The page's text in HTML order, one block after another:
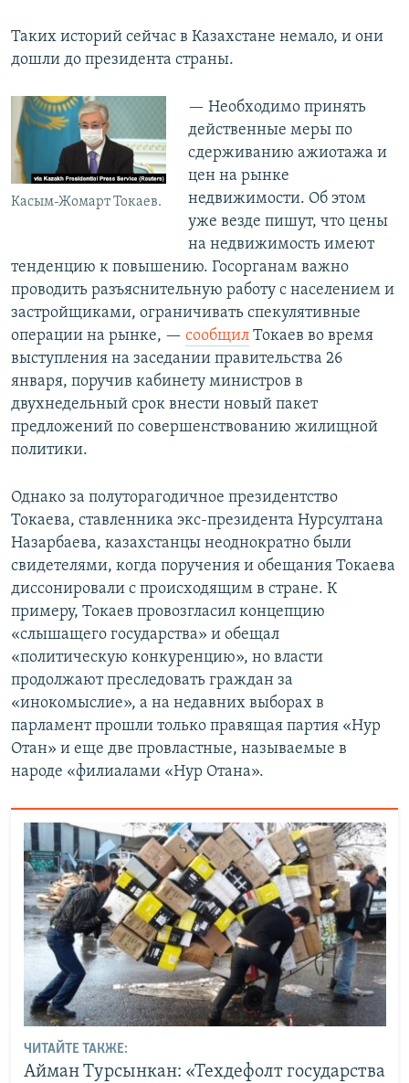
Таких историй сейчас в Казахстане немало, и они
дошли до президента страны.
Касым-Жомарт Токаев.
— Необходимо принять
действенные меры по
сдерживанию ажиотажа и
цен на рынке
недвижимости. Об этом
уже везде пишут, что цены
на недвижимость имеют
тенденцию к повышению. Госорганам важно
проводить разъяснительную работу с населением и
застройщиками, ограничивать спекулятивные
операции на рынке, — сообщил Токаев во время
выступления на заседании правительства 26
января, поручив кабинету министров в
двухнедельный срок внести новый пакет
предложений по совершенствованию жилищной
политики.
Однако за полуторагодичное президентство
Токаева, ставленника экс-президента Нурсултана
Назарбаева, казахстанцы неоднократно были
свидетелями, когда поручения и обещания Токаева
диссонировали с происходящим в стране. К
примеру, Токаев провозгласил концепцию
«слышащего государства» и обещал
«политическую конкуренцию», но власти
продолжают преследовать граждан за
«инокомыслие», а на недавних выборах в
парламент прошли только правящая партия «Нур
Отан» и еще две провластные, называемые в
народе «филиалами «Нур Отана».
ЧИТАЙТЕ ТАКЖЕ:
Айман Турсынкан: «Техдефолт государства